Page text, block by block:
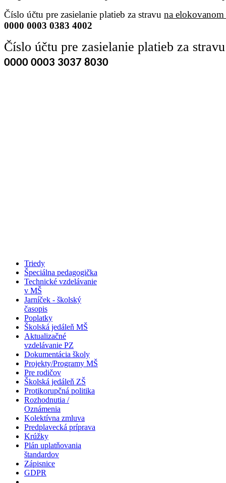
Číslo účtu pre zasielanie platieb za stravu na
0000 0003 0383 4002
Číslo účtu pre zasielanie platieb za
0000 0003 3037 8030
Triedy
Špeciálna pedagogička
Technické vzdelávanie
v MŠ
Jarníček - školský
časopis
Poplatky
Školská jedáleň MŠ
Aktualizačné
vzdelávanie PZ
Dokumentácia školy
Projekty/Programy MŠ
Pre rodičov
Školská jedáleň ZŠ
Protikorupčná politika
Rozhodnutia /
Oznámenia
Kolektívna zmluva
Predplavecká príprava
Krúžky
Plán uplatňovania
štandardov
Zápisnice
GDPR